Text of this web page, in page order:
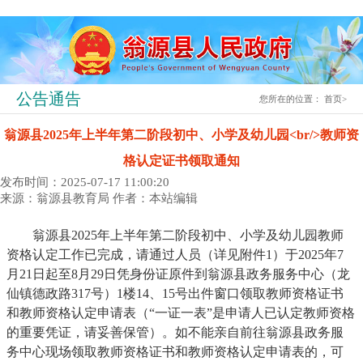
公告通告 您所在的位置：首页>
翁源县2025年上半年第二阶段初中、小学及幼儿园<br/>教师资
格认定证书领取通知
发布时间：2025-07-17 11:00:20
来源：翁源县教育局 作者：本站编辑
翁源县2025年上半年第二阶段初中、小学及幼儿园教师
资格认定工作已完成，请通过人员（详见附件1）于2025年7
月21日起至8月29日凭身份证原件到翁源县政务服务中心（龙
仙镇德政路317号）1楼14、15号出件窗口领取教师资格证书
和教师资格认定申请表（“一证一表”是申请人已认定教师资格
的重要凭证，请妥善保管）。如不能亲自前往翁源县政务服
务中心现场领取教师资格证书和教师资格认定申请表的，可